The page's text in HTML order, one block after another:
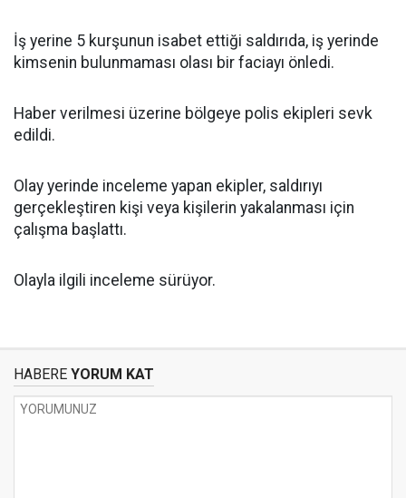
İş yerine 5 kurşunun isabet ettiği saldırıda, iş yerinde
kimsenin bulunmaması olası bir faciayı önledi.
Haber verilmesi üzerine bölgeye polis ekipleri sevk
edildi.
Olay yerinde inceleme yapan ekipler, saldırıyı
gerçekleştiren kişi veya kişilerin yakalanması için
çalışma başlattı.
Olayla ilgili inceleme sürüyor.
HABERE YORUM KAT